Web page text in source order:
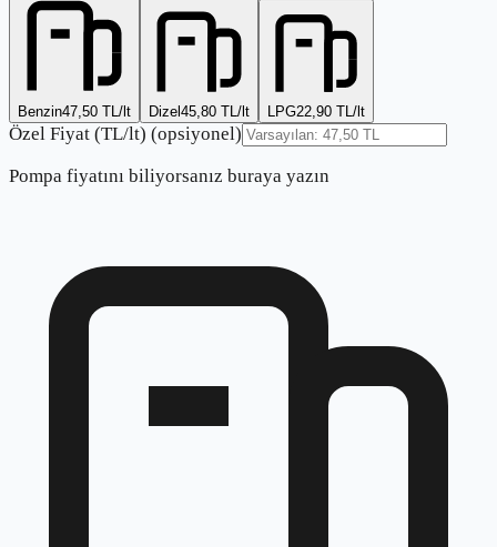
Benzin47,50 TL/lt Dizel 45,80 TL/lt LPG22,90 TL/lt
Özel Fiyat (TL/lt) (opsiyonel)
Pompa fiyatını biliyorsanız buraya yazın